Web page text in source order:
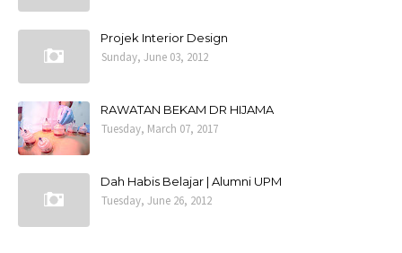
Projek Interior Design
Sunday, June 03, 2012
RAWATAN BEKAM DR HIJAMA
Tuesday, March 07, 2017
Dah Habis Belajar | Alumni UPM
Tuesday, June 26, 2012